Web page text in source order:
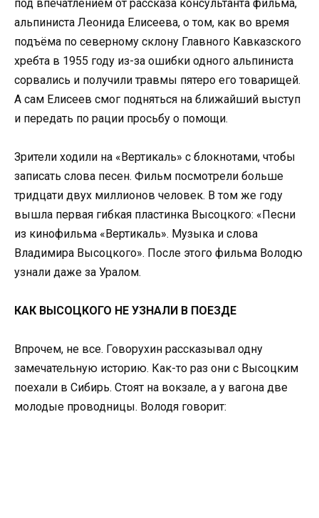
под впечатлением от рассказа консультанта фильма,
альпиниста Леонида Елисеева, о том, как во время
подъёма по северному склону Главного Кавказского
хребта в 1955 году из-за ошибки одного альпиниста
сорвались и получили травмы пятеро его товарищей.
А сам Елисеев смог подняться на ближайший выступ
и передать по рации просьбу о помощи.
Зрители ходили на «Вертикаль» с блокнотами, чтобы
записать слова песен. Фильм посмотрели больше
тридцати двух миллионов человек. В том же году
вышла первая гибкая пластинка Высоцкого: «Песни
из кинофильма «Вертикаль». Музыка и слова
Владимира Высоцкого». После этого фильма Володю
узнали даже за Уралом.
КАК ВЫСОЦКОГО НЕ УЗНАЛИ В ПОЕЗДЕ
Впрочем, не все. Говорухин рассказывал одну
замечательную историю. Как-то раз они с Высоцким
поехали в Сибирь. Стоят на вокзале, а у вагона две
молодые проводницы. Володя говорит: